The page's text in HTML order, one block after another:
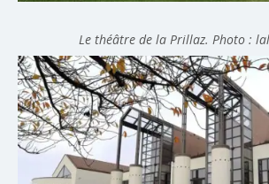
Le théâtre de la Prillaz. Photo :